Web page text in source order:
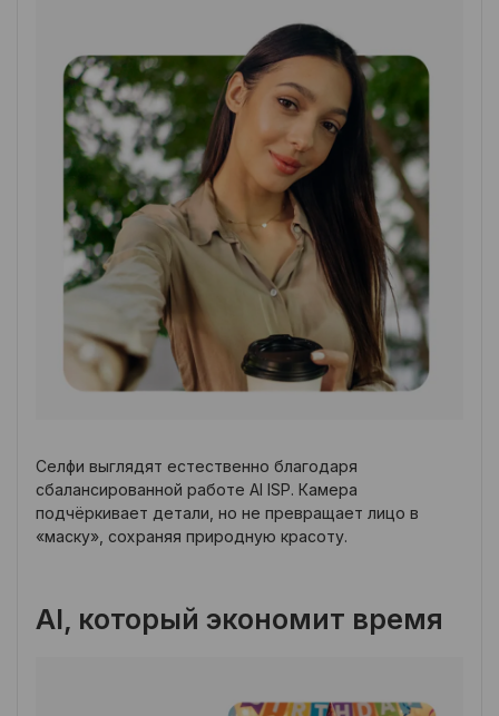
Селфи выглядят естественно благодаря
сбалансированной работе AI ISP. Камера
подчёркивает детали, но не превращает лицо в
«маску», сохраняя природную красоту.
AI, который экономит время